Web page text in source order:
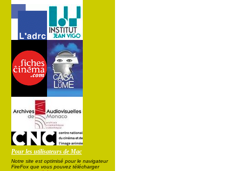
Pour les utilisateurs de Mac
Notre site est optimisé pour le navigateur
FireFox que vous pouvez télécharger